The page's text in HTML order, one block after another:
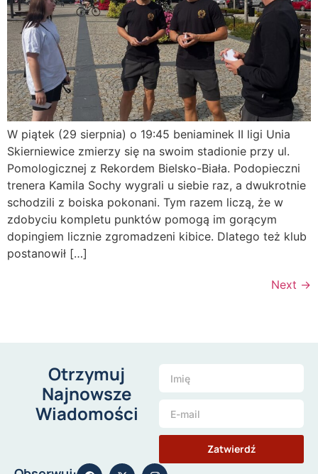
W piątek (29 sierpnia) o 19:45 beniaminek II ligi Unia
Skierniewice zmierzy się na swoim stadionie przy ul.
Pomologicznej z Rekordem Bielsko-Biała. Podopieczni
trenera Kamila Sochy wygrali u siebie raz, a dwukrotnie
schodzili z boiska pokonani. Tym razem liczą, że w
zdobyciu kompletu punktów pomogą im gorącym
dopingiem licznie zgromadzeni kibice. Dlatego też klub
postanowił […]
Next →
Otrzymuj
Najnowsze
Wiadomości
Zatwierdź